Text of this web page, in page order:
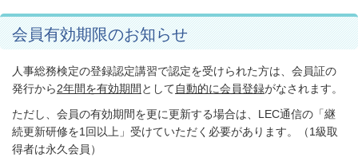
会員有効期限のお知らせ
人事総務検定の登録認定講習で認定を受けられた方は、会員証の
発行から2年間を有効期間 として自動的に会員登録がなされます。
ただし、会員の有効期間を更に更新する場合は、 LEC通信の「継
続更新研修を1 回以上」受けていただく必要があります。（1級取
得者は永久会員）